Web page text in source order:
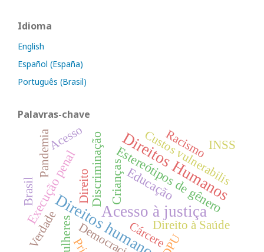
Idioma
English
Español (España)
Português (Brasil)
Palavras-chave
Acesso à justiça
Direitos Humanos
Direitos humanos
Mulheres
Execução penal Estereótipos de gênero
CriançasEducação
Discriminação
Direito
Pandemia
Direito à Saúde
Democracia
Custos vulnerabilis
Verdade DPU
Racismo INSS
Brasil
Acesso
Cárcere